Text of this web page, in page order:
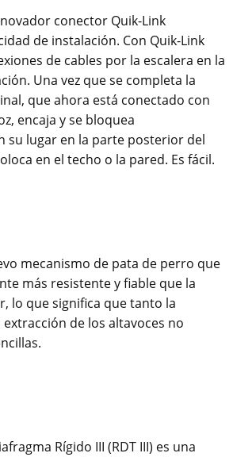
conector Quik-Link
de instalación. Con Quik-Link
de cables por la escalera en la
Una vez que se completa la
que ahora está conectado con
encaja y se bloquea
su lugar en la parte posterior del
en el techo o la pared. Es fácil.
mecanismo de pata de perro que
más resistente y fiable que la
lo que significa que tanto la
de los altavoces no
Rígido III (RDT III) es una